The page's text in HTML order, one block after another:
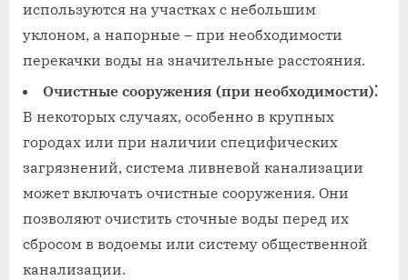
используются на участках с небольшим
уклоном, а напорные – при необходимости
перекачки воды на значительные расстояния.
Очистные сооружения (при необходимости)⁚
В некоторых случаях, особенно в крупных
городах или при наличии специфических
загрязнений, система ливневой канализации
может включать очистные сооружения. Они
позволяют очистить сточные воды перед их
сбросом в водоемы или систему общественной
канализации.